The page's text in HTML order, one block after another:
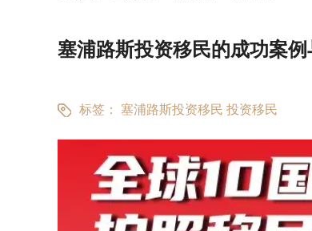
塞浦路斯投资移民的成功案例
标签： 塞浦路斯投资移民 投资移民